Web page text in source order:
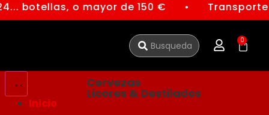
botellas, o mayor de 150 € ●
0
Inicio
Cervezas
Licores & Destilados